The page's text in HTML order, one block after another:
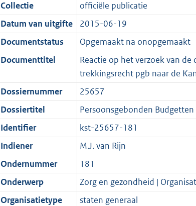
i
e
i
n
o
r
m
a
a
t
3
7
K
b
t
i
e
i
f
o
r
m
a
a
t
:
7
K
b
a
t
i
e
n
f
o
r
m
a
a
t
e
:
3
K
c
a
t
i
i
n
f
o
r
m
a
a
t
t
e
:
2
b
d
s
g
r
o
o
t
e
:
2
b
n
d
s
g
r
o
t
t
:
K
b
Collectie
officiële publicatie
Datum van uitgifte
2015-06-19
Documentstatus
Opgemaakt na onopgemaakt
Documenttitel
Reactie op het verzoek van
trekkingsrecht pgb naar de
Dossiernummer
25657
Dossiertitel
Persoonsgebonden Budgetten
Identifier
kst-25657-181
Indiener
M.J. van Rijn
Ondernummer
181
Onderwerp
Zorg en gezondheid |
Organisatietype
staten generaal